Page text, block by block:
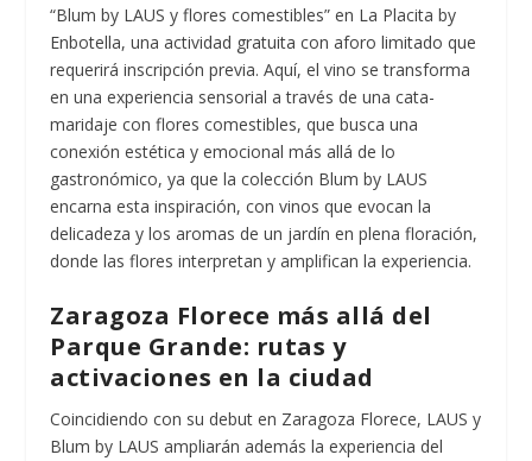
“Blum by LAUS y flores comestibles” en La Placita by
Enbotella, una actividad gratuita con aforo limitado que
requerirá inscripción previa. Aquí, el vino se transforma
en una experiencia sensorial a través de una cata-
maridaje con flores comestibles, que busca una
conexión estética y emocional más allá de lo
gastronómico, ya que la colección Blum by LAUS
encarna esta inspiración, con vinos que evocan la
delicadeza y los aromas de un jardín en plena floración,
donde las flores interpretan y amplifican la experiencia.
Zaragoza Florece más allá del
Parque Grande: rutas y
activaciones en la ciudad
Coincidiendo con su debut en Zaragoza Florece, LAUS y
Blum by LAUS ampliarán además la experiencia del